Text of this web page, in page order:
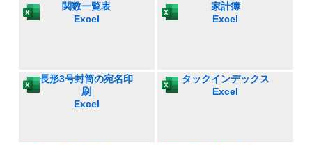
関数一覧表
Excel
家計簿
Excel
長形3号封筒の宛名印
刷
Excel
タックインデックス
Excel